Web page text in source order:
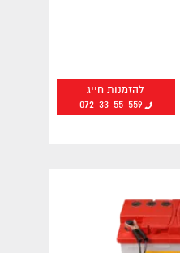
בירושלים
להזמנות חייג
072-33-55-559